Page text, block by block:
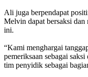
Ali juga berpendapat
Melvin dapat bersaksi dan
ini.
“Kami menghargai
pemeriksaan sebagai
tim penyidik sebagai